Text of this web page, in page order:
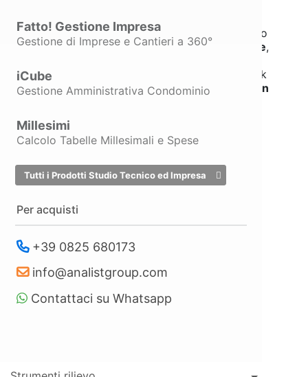
Fatto! Gestione Impresa
Gestione di Imprese e Cantieri a 360°
iCube
Gestione Amministrativa Condominio
Millesimi
Calcolo Tabelle Millesimali e Spese
Tutti i Prodotti Studio Tecnico ed Impresa
Per acquisti
+39 0825 680173
info@analistgroup.com
Contattaci su Whatsapp
La compilazione della fattura
guidata: PreVedo accompagna l’utente passo
dopo passo nella compilazione di ogni voce,
l’emissione del documento. Con un solo click
è inoltre possibiletrasformare i preventivi in
Controllo
Selettivo